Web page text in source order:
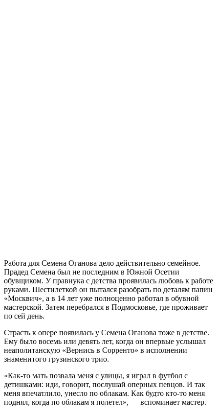
Работа для Семена Оганова дело действительно семейное.
Прадед Семена был не последним в Южной Осетии
обувщиком. У правнука с детства проявилась любовь к работе
руками. Шестилеткой он пытался разобрать по деталям папин
«Москвич», а в 14 лет уже полноценно работал в обувной
мастерской. Затем перебрался в Подмосковье, где проживает
по сей день.
Страсть к опере появилась у Семена Оганова тоже в детстве.
Ему было восемь или девять лет, когда он впервые услышал
неаполитанскую «Вернись в Сорренто» в исполнении
знаменитого грузинского трио.
«Как-то мать позвала меня с улицы, я играл в футбол с
детишками: иди, говорит, послушай оперных певцов. И так
меня впечатлило, унесло по облакам. Как будто кто-то меня
поднял, когда по облакам я полетел», — вспоминает мастер.